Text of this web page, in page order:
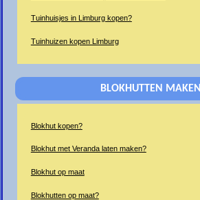
Tuinhuisjes in Limburg kopen?
Tuinhuizen kopen Limburg
BLOKHUTTEN MAKEN
Blokhut kopen?
Blokhut met Veranda laten maken?
Blokhut op maat
Blokhutten op maat?